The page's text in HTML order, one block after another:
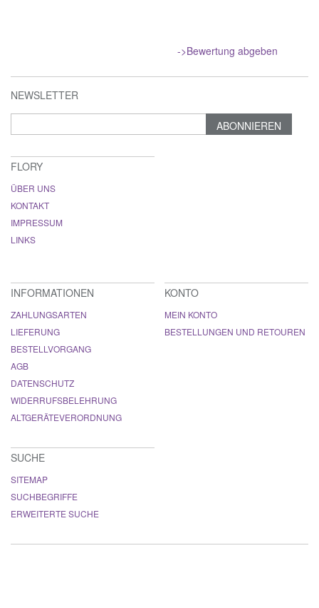
->Bewertung abgeben
NEWSLETTER
ABONNIEREN
FLORY
ÜBER UNS
KONTAKT
IMPRESSUM
LINKS
INFORMATIONEN
ZAHLUNGSARTEN
LIEFERUNG
BESTELLVORGANG
AGB
DATENSCHUTZ
WIDERRUFSBELEHRUNG
ALTGERÄTEVERORDNUNG
KONTO
MEIN KONTO
BESTELLUNGEN UND RETOUREN
SUCHE
SITEMAP
SUCHBEGRIFFE
ERWEITERTE SUCHE